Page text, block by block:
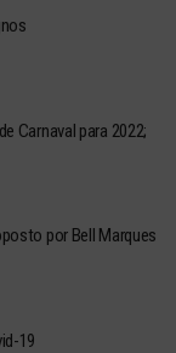
Carnaval para 2022;
por Bell Marques
19